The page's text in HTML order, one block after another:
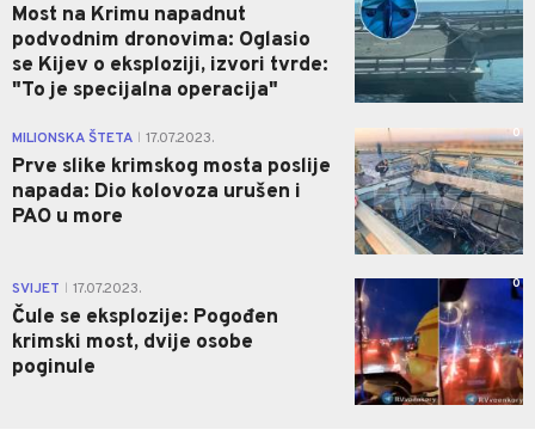
Most na Krimu napadnut
podvodnim dronovima: Oglasio
se Kijev o eksploziji, izvori tvrde:
"To je specijalna operacija"
MILIONSKA ŠTETA 17.07.2023.
Prve slike krimskog mosta poslije
napada: Dio kolovoza urušen i
PAO u more
0
SVIJET 17.07.2023.
Čule se eksplozije: Pogođen
krimski most, dvije osobe
poginule
0